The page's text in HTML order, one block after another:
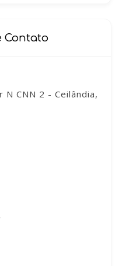
Contato
CNN 2 - Ceilândia,